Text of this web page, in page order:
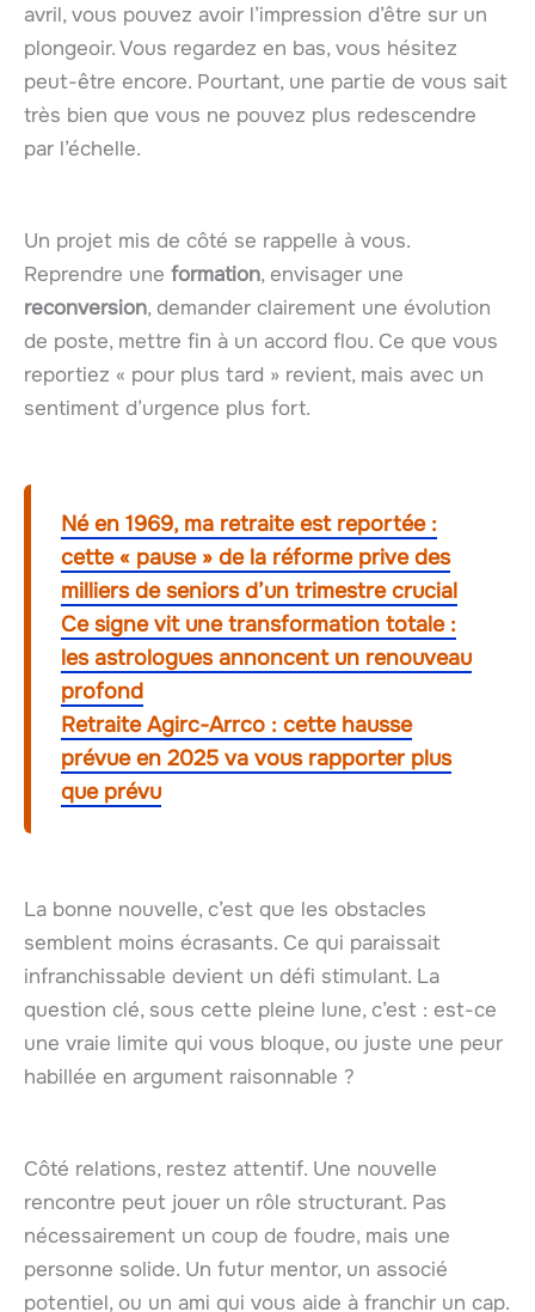
avril, vous pouvez avoir l’impression d’être sur un
plongeoir. Vous regardez en bas, vous hésitez
peut-être encore. Pourtant, une partie de vous sait
très bien que vous ne pouvez plus redescendre
par l’échelle.
Un projet mis de côté se rappelle à vous.
Reprendre une formation, envisager une
reconversion, demander clairement une évolution
de poste, mettre fin à un accord flou. Ce que vous
reportiez « pour plus tard » revient, mais avec un
sentiment d’urgence plus fort.
Né en 1969, ma retraite est reportée :
cette « pause » de la réforme prive des
milliers de seniors d’un trimestre crucial
Ce signe vit une transformation totale :
les astrologues annoncent un renouveau
profond
Retraite Agirc-Arrco : cette hausse
prévue en 2025 va vous rapporter plus
que prévu
La bonne nouvelle, c’est que les obstacles
semblent moins écrasants. Ce qui paraissait
infranchissable devient un défi stimulant. La
question clé, sous cette pleine lune, c’est : est-ce
une vraie limite qui vous bloque, ou juste une peur
habillée en argument raisonnable ?
Côté relations, restez attentif. Une nouvelle
rencontre peut jouer un rôle structurant. Pas
nécessairement un coup de foudre, mais une
personne solide. Un futur mentor, un associé
potentiel, ou un ami qui vous aide à franchir un cap.